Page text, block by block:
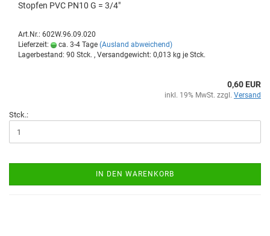
Stop­fen PVC PN10 G = 3/4"
Art.Nr.: 602W.96.09.020
Lieferzeit:
ca. 3-4 Tage (Ausland abweichend)
Lagerbestand: 90 Stck. , Versandgewicht: 0,013 kg je Stck.
0,60 EUR
inkl. 19% MwSt. zzgl. Versand
Stck.:
IN DEN WARENKORB